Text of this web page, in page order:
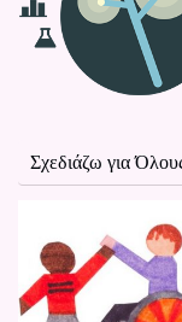
Σχεδιάζω για